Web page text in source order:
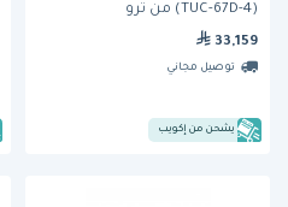
(TUC-67D-4) من ترو
33,159
توصيل مجاني
يشحن من إكويب